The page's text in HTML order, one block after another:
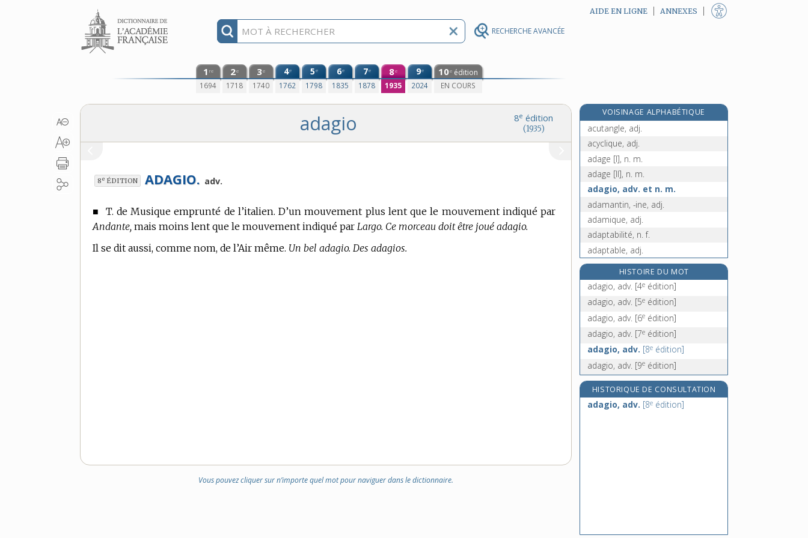
RECHERCHE AVANCÉE
Aller au contenu AIDE EN LIGNE ANNEXES
1 re
1694
2e
1718
3e
1740
4e
1762
5e
1798
6e
1835
7e
1878
8e
1935
9e
2024
10e édition
EN COURS
8e édition
(1935)
adagio
8e ÉDITION ADAGIO. adv.
■ T. de Musique emprunté de l’italien. D’un mouvement plus lent que le mouvement indiqué par
Andante, mais moins lent que le mouvement indiqué par Largo. Ce morceau doit être joué adagio.
Il se dit aussi, comme nom, de l’Air même. Un bel adagio. Des adagios.
Vous pouvez cliquer sur n’importe quel mot pour naviguer dans le dictionnaire.
VOISINAGE ALPHABÉTIQUE
acupuncture, n. f.
acutangle, adj.
acyclique, adj.
adage [I], n. m.
adage [II], n. m.
adagio, adv. et n. m.
adamantin, -ine, adj.
adamique, adj.
adaptabilité, n. f.
adaptable, adj.
adaptateur, -trice, n.
adaptation, n. f.
adatis, n. m.
addenda, n. m. inv.
HISTOIRE DU MOT
adagio, adv. [4e édition]
adagio, adv. [5e édition]
adagio, adv. [6e édition]
adagio, adv. [7e édition]
adagio, adv. [8e édition]
adagio, adv. [9e édition]
HISTORIQUE DE CONSULTATION
adagio, adv. [8e édition]